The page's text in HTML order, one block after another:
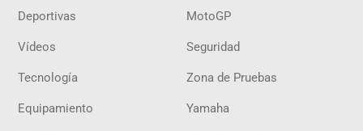
Deportivas MotoGP
Vídeos Seguridad
Tecnología Zona de Pruebas
Equipamiento Yamaha